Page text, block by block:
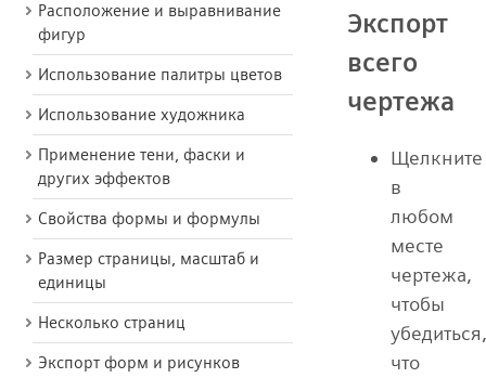
Расположение и выравнивание
фигур
Использование палитры цветов
Использование художника
Применение тени, фаски и
других эффектов
Свойства формы и формулы
Размер страницы, масштаб и
единицы
Несколько страниц
Экспорт форм и рисунков
Экспорт
всего
чертежа
Щелкните
в
любом
месте
чертежа,
чтобы
убедиться,
что